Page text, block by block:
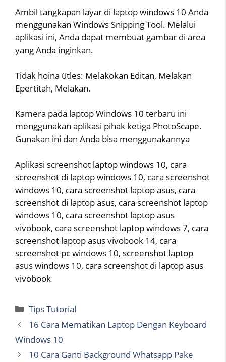
Ambil tangkapan layar di laptop windows 10 Anda
menggunakan Windows Snipping Tool. Melalui
aplikasi ini, Anda dapat membuat gambar di area
yang Anda inginkan.
Tidak hoina ütles: Melakokan Editan, Melakan
Epertitah, Melakan.
Kamera pada laptop Windows 10 terbaru ini
menggunakan aplikasi pihak ketiga PhotoScape.
Gunakan ini dan Anda bisa menggunakannya
Aplikasi screenshot laptop windows 10, cara
screenshot di laptop windows 10, cara screenshot
windows 10, cara screenshot laptop asus, cara
screenshot di laptop asus, cara screenshot laptop
windows 10, cara screenshot laptop asus
vivobook, cara screenshot laptop windows 7, cara
screenshot laptop asus vivobook 14, cara
screenshot pc windows 10, screenshot laptop
asus windows 10, cara screenshot di laptop asus
vivobook
Categories
Tips Tutorial
16 Cara Mematikan Laptop Dengan Keyboard
Windows 10
10 Cara Ganti Background Whatsapp Pake